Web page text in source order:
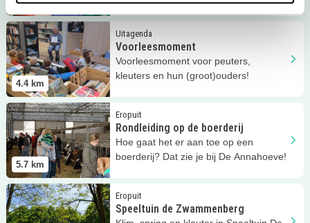
4.1 km
4.4 km
Uitagenda
Voorleesmoment
Voorleesmoment voor peuters,
kleuters en hun (groot)ouders!
Lees meer Voorleesmoment
5.7 km
Eropuit
Rondleiding op de boerderij
Hoe gaat het er aan toe op een
boerderij? Dat zie je bij De Annahoeve!
Lees meer Rondleiding op de boerderij
Eropuit
Speeltuin de Zwammenberg
Lees meer Speeltuin de Zwammenberg